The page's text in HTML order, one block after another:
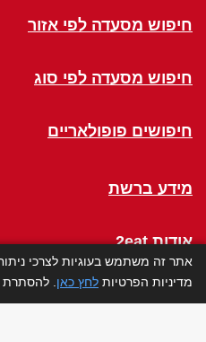
חיפוש מסעדה לפי אזור
חיפוש מסעדה לפי סוג
חיפושים פופולאריים
מידע ברשת
אודות 2eat
אתר זה משתמש בעוגיות לצרכי
מדיניות הפרטיות לחץ כאן .